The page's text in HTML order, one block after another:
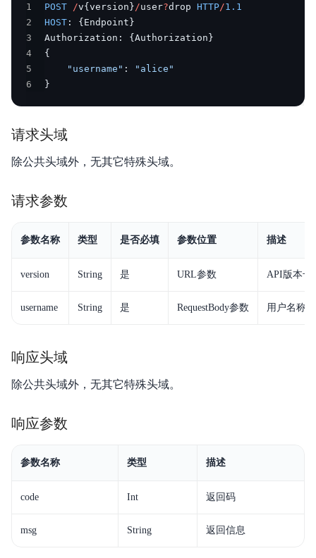
1 POST /v{version} /user?drop HTTP/1.1
2
HOST : {Endpoint}
3
Authorization : {Authorization}
4
{
5
"username" :
"alice"
6
}
请求头域
除公共头域外，无其它特殊头域。
请求参数
参数名称 类型 是否必填 参数位置 描述
version String 是 URL参数 API版本号
username String 是 RequestBody参数 用户名称。
响应头域
除公共头域外，无其它特殊头域。
响应参数
参数名称 类型 描述
code Int 返回码
msg String 返回信息